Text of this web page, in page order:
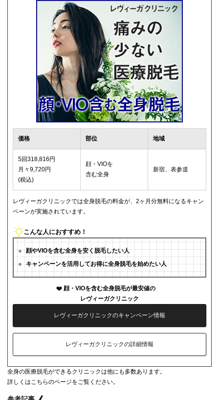
価格 部位 地域
5回318,816円
月々9,720円
(税込)
顔・VIOを
含む全身
新宿、表参道
レヴィーガクリニックでは全身脱毛の料金が、2ヶ月分無料になるキャン
ペーンが実施されています。
こんな人におすすめ！
顔やVIOを含む全身を安く脱毛したい人
キャンペーンを活用してお得に全身脱毛を始めたい人
顔・VIOを含む全身脱毛が最安値の
レヴィーガクリニック
レヴィーガクリニックのキャンペーン情報
レヴィーガクリニックの詳細情報
全身の医療脱毛ができるクリニックは他にも多数あります。
詳しくはこちらのページをご覧ください。